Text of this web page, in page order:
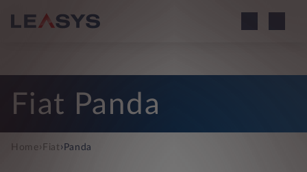
Fiat Panda
Home› Fiat › Panda